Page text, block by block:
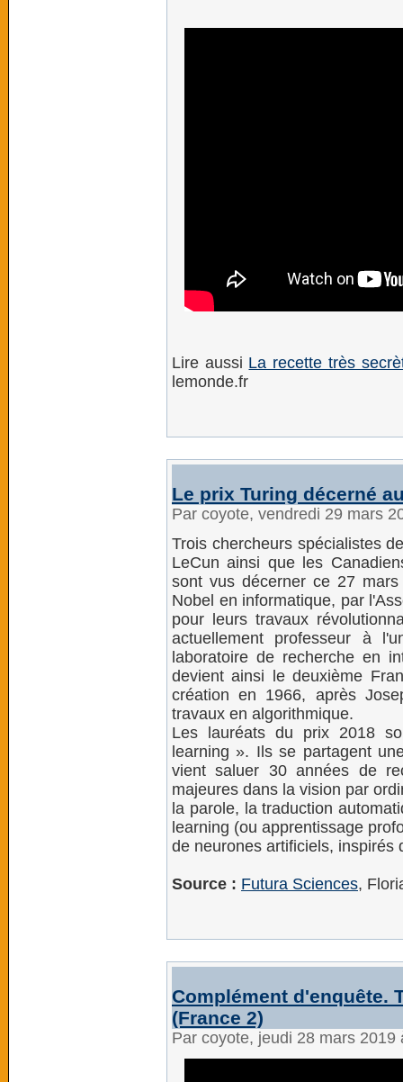
Lire aussi La recette très
lemonde.fr
Le prix Turing décerné
Par coyote, vendredi 29 mars
Trois chercheurs spécialistes
LeCun ainsi que les
sont vus décerner ce 27
Nobel en informatique, par
pour leurs travaux
actuellement professeur à
laboratoire de recherche en
devient ainsi le deuxième
création en 1966, après
travaux en algorithmique.
Les lauréats du prix 2018
learning ». Ils se partagent
vient saluer 30 années de
majeures dans la vision par
la parole, la traduction
learning (ou apprentissage
de neurones artificiels, inspirés
Source : Futura Sciences,
Complément d'enquête.
(France 2)
Par coyote, jeudi 28 mars